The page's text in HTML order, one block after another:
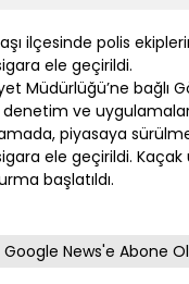
ilçesinde polis
ele geçirildi.
Müdürlüğü’ne bağlı
ve uygulamalar
piyasaya
ele geçirildi. Kaçak
başlatıldı.
Google News'e Abone Ol